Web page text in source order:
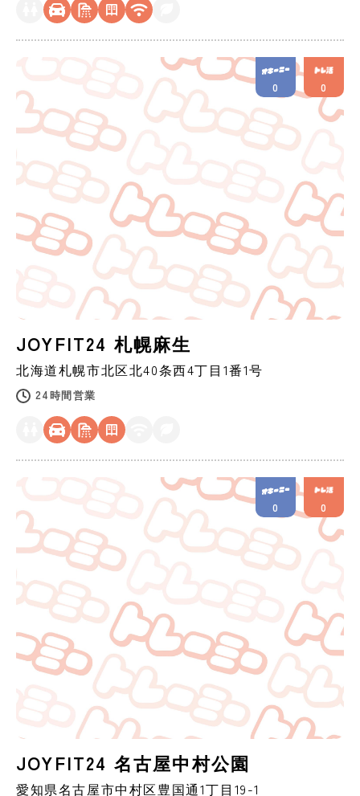
JOYFIT24 札幌麻生
北海道札幌市北区北40条西4丁目1番1号
24時間営業
0 0
JOYFIT24 名古屋中村公園
愛知県名古屋市中村区豊国通1丁目19-1
0 0